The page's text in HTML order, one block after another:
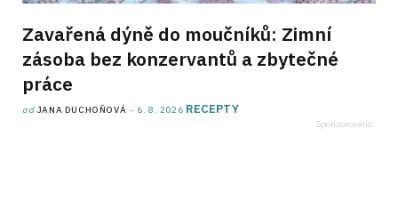
Zavařená dýně do moučníků: Zimní
zásoba bez konzervantů a zbytečné
práce
od JANA DUCHOŇOVÁ 6. 8. 2026 RECEPTY